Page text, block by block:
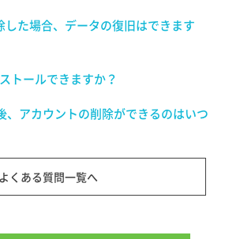
した場合、データの復旧はできます
トールできますか？
、アカウントの削除ができるのはいつ
よくある質問一覧へ